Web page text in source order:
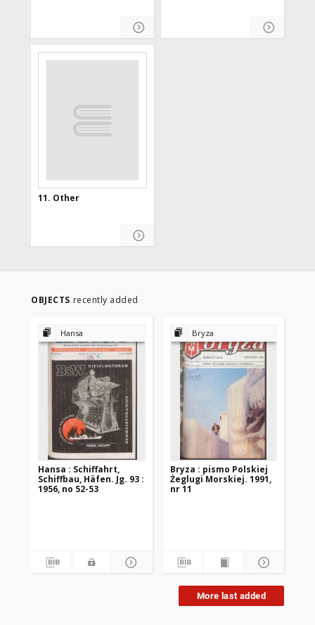
11. Other
OBJECTS recently added
Hansa
Hansa : Schiffahrt,
Schiffbau, Häfen. Jg. 93 :
1956, no 52-53
Bryza
Bryza : pismo Polskiej
Żeglugi Morskiej. 1991,
nr 11
More last added